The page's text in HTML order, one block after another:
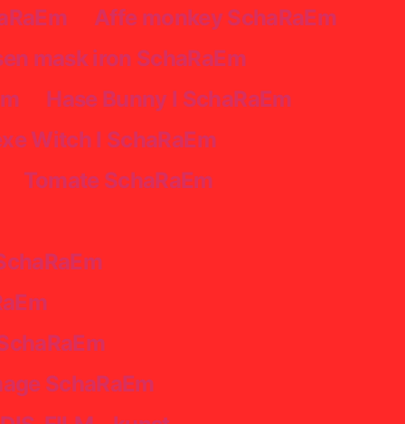
Affe monkey SchaRaEm
mask iron SchaRaEm
Hase Bunny I SchaRaEm
Witch I SchaRaEm
Tomate SchaRaEm
SchaRaEm